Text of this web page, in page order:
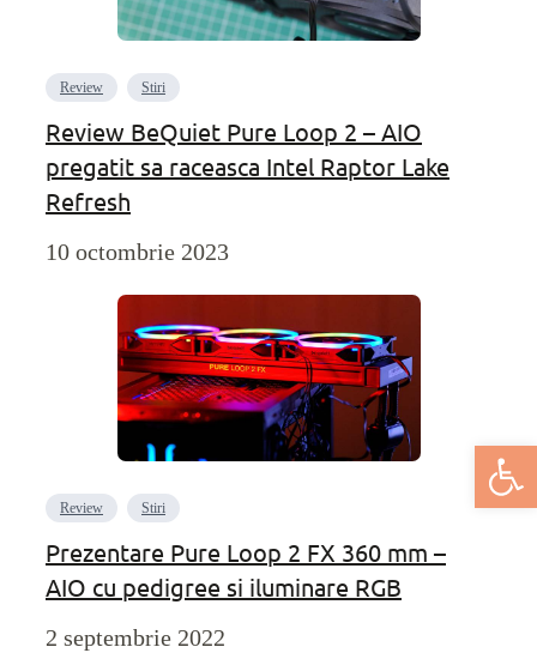
Deschide
Review Stiri
Review BeQuiet Pure Loop 2 – AIO
pregatit sa raceasca Intel Raptor Lake
Refresh
10 octombrie 2023
Review Stiri
Prezentare Pure Loop 2 FX 360 mm –
AIO cu pedigree si iluminare RGB
2 septembrie 2022